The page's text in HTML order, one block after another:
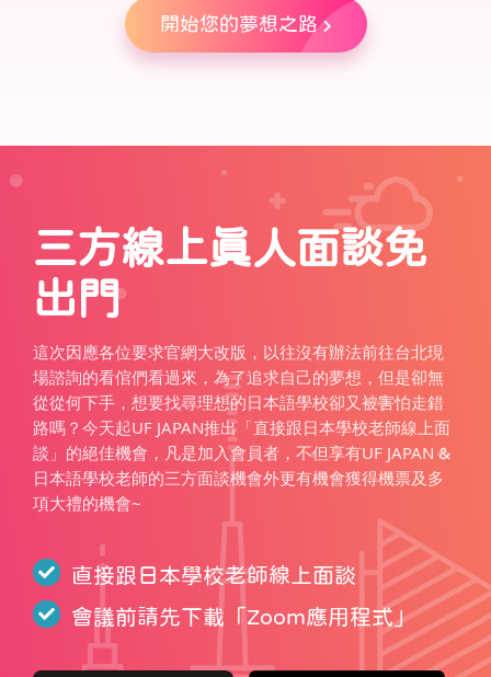
開始您的夢想之路
三方線上真人面談免
出門
這次因應各位要求官網大改版，以往沒有辦法前往台北現
場諮詢的看倌們看過來，為了追求自己的夢想，但是卻無
從從何下手，想要找尋理想的日本語學校卻又被害怕走錯
路嗎？今天起UF JAPAN推出「直接跟日本學校老師線上面
談」的絕佳機會，凡是加入會員者，不但享有UF JAPAN &
日本語學校老師的三方面談機會外更有機會獲得機票及多
項大禮的機會~
直接跟日本學校老師線上面談
會議前請先下載「 Zoom應用程式」